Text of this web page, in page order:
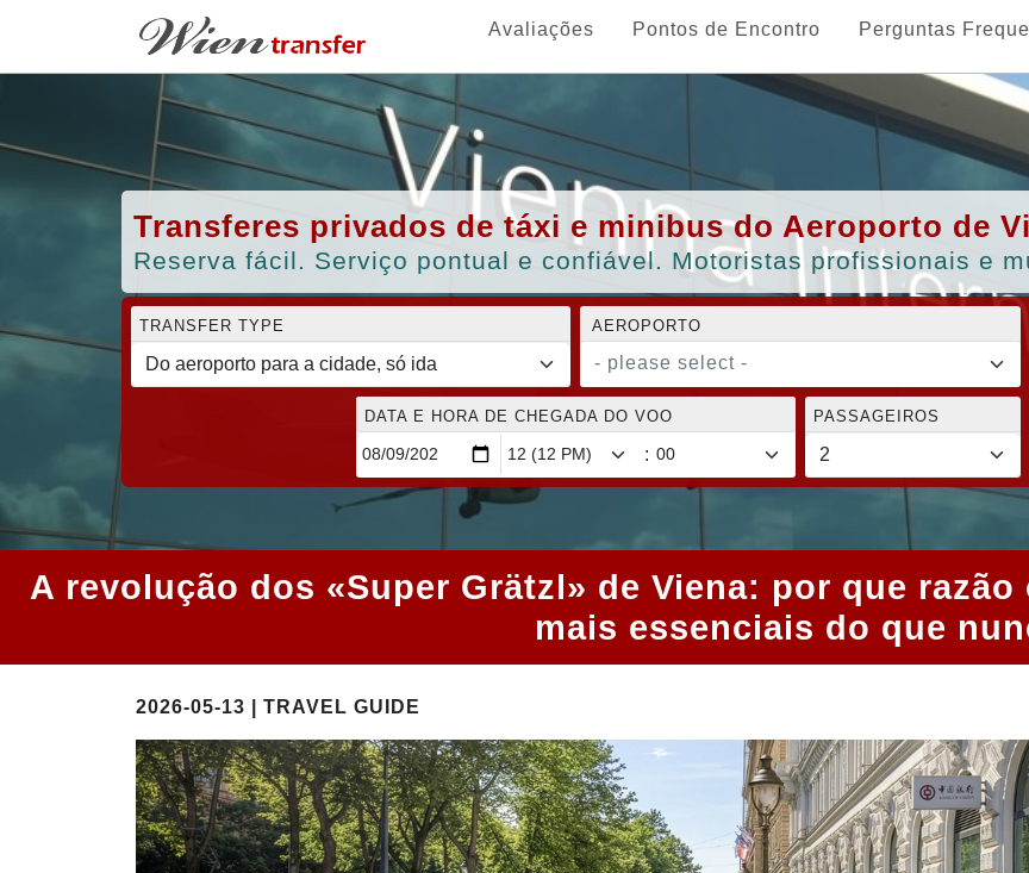
Avaliações Pontos de Encontro Perguntas
Transferes privados de táxi e minibus do Aeroporto de
Reserva fácil. Serviço pontual e confiável. Motoristas profissionais e
TRANSFER TYPE AEROPORTO
- please select -
DATA E HORA DE CHEGADA DO VOO
:
PASSAGEIROS
A revolução dos «Super Grätzl» de Viena: por que
mais essenciais do que
2026-05-13 | TRAVEL GUIDE